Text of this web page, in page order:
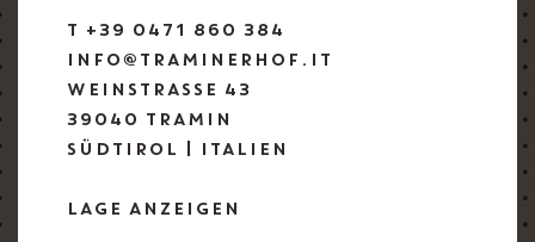
T +39 0471 860 384
INFO@TRAMINERHOF.IT
WEINSTRASSE 43
39040 TRAMIN
SÜDTIROL | ITALIEN
LAGE ANZEIGEN